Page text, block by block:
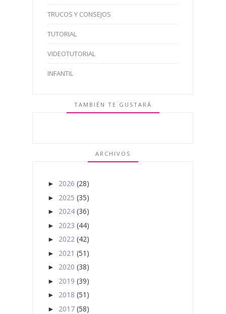
TRUCOS Y CONSEJOS
TUTORIAL
VIDEOTUTORIAL
INFANTIL
TAMBIÉN TE GUSTARÁ
ARCHIVOS
► 2026 (28)
► 2025 (35)
► 2024 (36)
► 2023 (44)
► 2022 (42)
► 2021 (51)
► 2020 (38)
► 2019 (39)
► 2018 (51)
► 2017 (58)